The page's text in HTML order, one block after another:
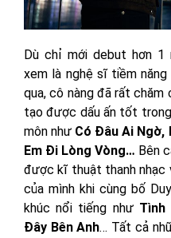
Dù chỉ mới debut hơn 1
xem là nghệ sĩ tiềm
qua, cô nàng đã rất
tạo được dấu ấn tốt
môn như Có Đâu Ai Ngờ,
Em Đi Lòng Vòng… Bên
được kĩ thuật thanh nhạc
của mình khi cùng bố
khúc nổi tiếng như Tình
Đây Bên Anh… Tất cả